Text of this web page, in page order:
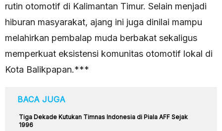
rutin otomotif di Kalimantan Timur. Selain menjadi
hiburan masyarakat, ajang ini juga dinilai mampu
melahirkan pembalap muda berbakat sekaligus
memperkuat eksistensi komunitas otomotif lokal di
Kota Balikpapan.***
BACA JUGA
Tiga Dekade Kutukan Timnas Indonesia di Piala AFF Sejak
1996